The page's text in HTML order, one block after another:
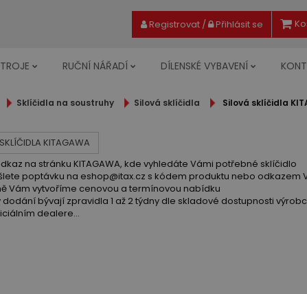
Registrovat/ Přihlásit se
RUČNÍ NÁŘADÍ DÍLENSKÉ VYBAVENÍ
Sklíčidla na soustruhy Silová sklíčidla Silová sklíčidla
KITAGAWA
na stránku KITAGAWA, kde vyhledáte Vámi potřebné sklíčidlo
poptávku na eshop@itax.cz s kódem produktu nebo odkazem
Vám vytvoříme cenovou a termínovou nabídku
bývají zpravidla 1 až 2 týdny dle skladové dostupnosti
dealere...